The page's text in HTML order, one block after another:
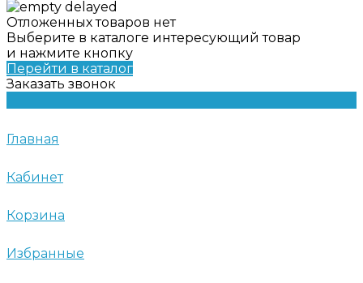
Отложенных товаров нет
Выберите в каталоге интересующий товар
и нажмите кнопку
Перейти в каталог
Заказать звонок
Главная
Кабинет
Корзина
Избранные